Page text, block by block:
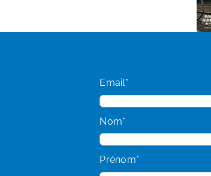
Email*
Nom*
Prénom*